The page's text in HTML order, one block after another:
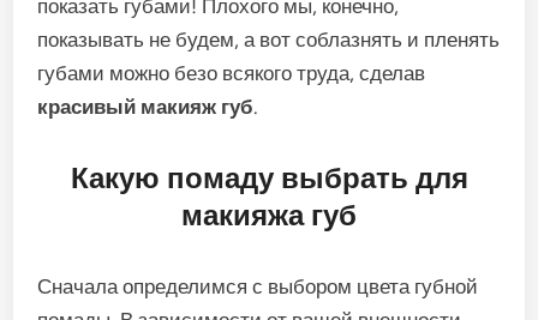
показать губами! Плохого мы, конечно,
показывать не будем, а вот соблазнять и пленять
губами можно безо всякого труда, сделав
красивый макияж губ.
Какую помаду выбрать для
макияжа губ
Сначала определимся с выбором цвета губной